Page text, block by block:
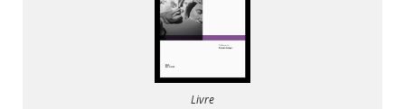
Livre